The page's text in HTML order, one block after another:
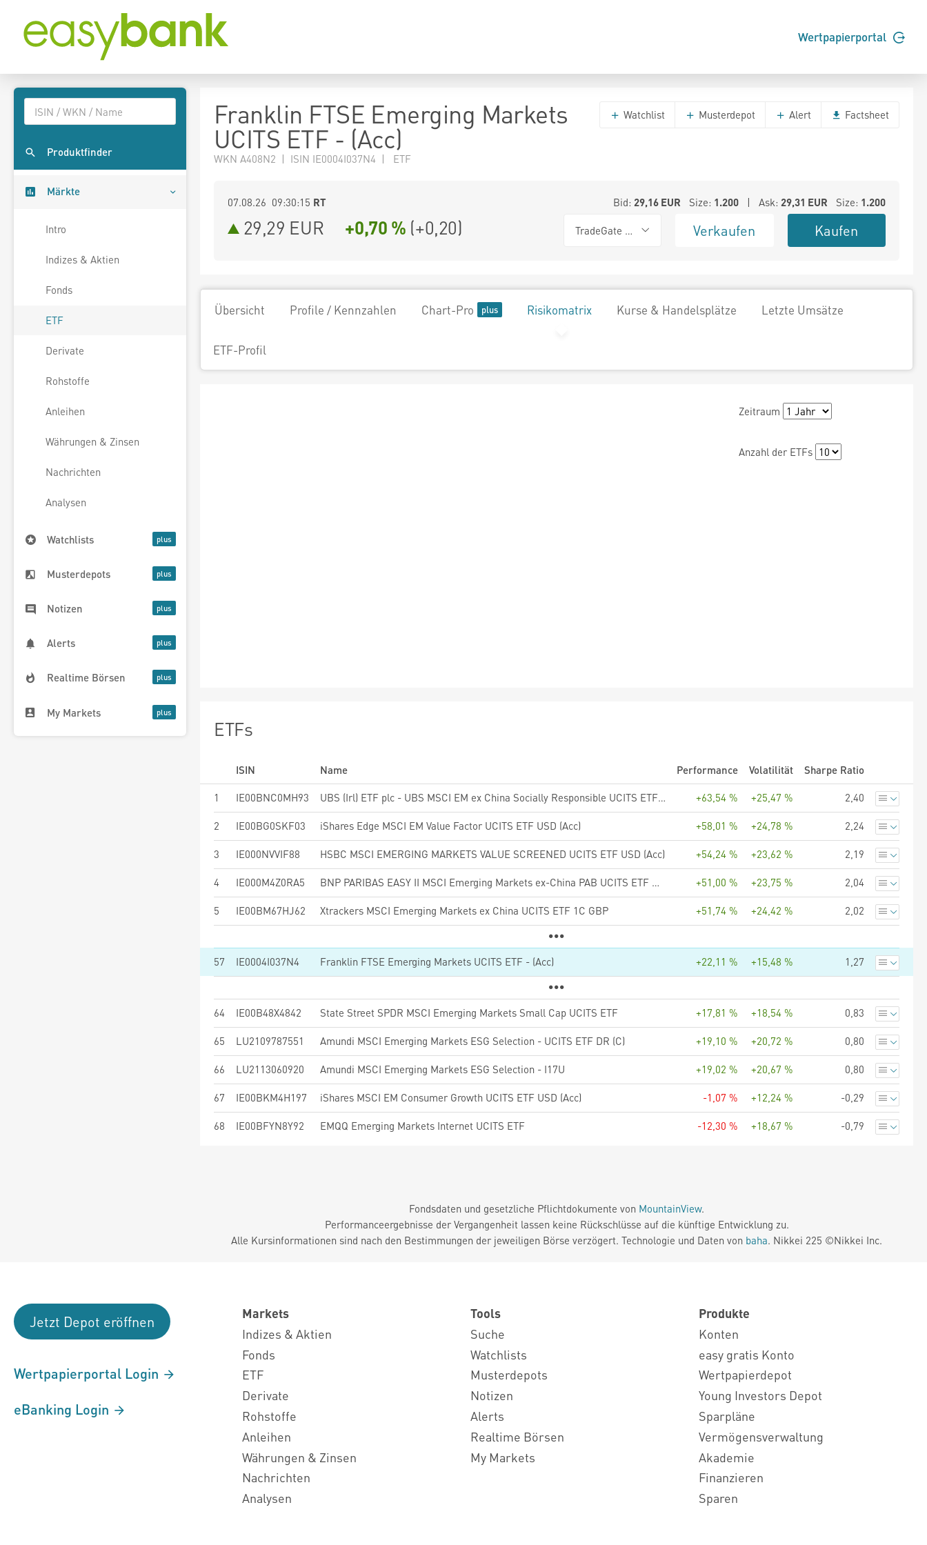
Wertpapierportal
Produktfinder
Märkte
Intro
Indizes & Aktien
Fonds
ETF
Derivate
Rohstoffe
Anleihen
Währungen & Zinsen
Nachrichten
Analysen
Watchlists
Musterdepots
Notizen
Alerts
Realtime Börsen
My Markets
Franklin FTSE Emerging Markets
UCITS ETF - (Acc)
WKN A408N2 | ISIN IE0004I037N4 | ETF
Watchlist Musterdepot Alert Factsheet
07.08.26 09:30:15 RT Bid: 29,16EUR Size: 1.200| Ask: 29,31 EUR Size: 1.200
29,29 EUR +0,70 % (+0,20) TradeGate BSX Verkaufen Kaufen
Übersicht Profile / Kennzahlen Chart-Pro Risikomatrix Kurse & Handelsplätze Letzte Umsätze
ETF-Profil
Zeitraum
Anzahl der ETFs
ETFs
ISIN Name Performance Volatilität
Sharpe Ratio
1
IE00BNC0MH93 UBS (Irl) ETF plc - UBS MSCI EM ex China Socially Responsible UCITS ETF USD acc +63,54 % +25,47 % 2,40
2 IE00BG0SKF03 iShares Edge MSCI EM Value Factor UCITS ETF USD (Acc) +58,01 % +24,78 % 2,24
3 IE000NVVIF88 HSBC MSCI EMERGING MARKETS VALUE SCREENED UCITS ETF USD (Acc) +54,24 % +23,62 % 2,19
4 IE000M4Z0RA5 BNP PARIBAS EASY II MSCI Emerging Markets ex-China PAB UCITS ETF USD Acc +51,00 % +23,75 % 2,04
5 IE00BM67HJ62 Xtrackers MSCI Emerging Markets ex China UCITS ETF 1C GBP +51,74 % +24,42 % 2,02
57 IE0004I037N4 Franklin FTSE Emerging Markets UCITS ETF - (Acc) +22,11 % +15,48 % 1,27
64 IE00B48X4842 State Street SPDR MSCI Emerging Markets Small Cap UCITS ETF +17,81 % +18,54 % 0,83
65 LU2109787551 Amundi MSCI Emerging Markets ESG Selection - UCITS ETF DR (C) +19,10 % +20,72 % 0,80
66 LU2113060920 Amundi MSCI Emerging Markets ESG Selection - I17U +19,02 % +20,67 % 0,80
67 IE00BKM4H197 iShares MSCI EM Consumer Growth UCITS ETF USD (Acc) -1,07 % +12,24 % -0,29
68 IE00BFYN8Y92 EMQQ Emerging Markets Internet UCITS ETF -12,30 % +18,67 % -0,79
Fondsdaten und gesetzliche Pflichtdokumente von MountainView.
Performanceergebnisse der Vergangenheit lassen keine Rückschlüsse auf die künftige Entwicklung zu.
Alle Kursinformationen sind nach den Bestimmungen der jeweiligen Börse verzögert. Technologie und Daten von baha. Nikkei 225 ©Nikkei Inc.
Jetzt Depot eröffnen
Wertpapierportal Login
eBanking Login
Markets
Indizes & Aktien
Fonds
ETF
Derivate
Rohstoffe
Anleihen
Währungen & Zinsen
Nachrichten
Analysen
Tools
Suche
Watchlists
Musterdepots
Notizen
Alerts
Realtime Börsen
My Markets
Produkte
Konten
easy gratis Konto
Wertpapierdepot
Young Investors Depot
Sparpläne
Vermögensverwaltung
Akademie
Finanzieren
Sparen